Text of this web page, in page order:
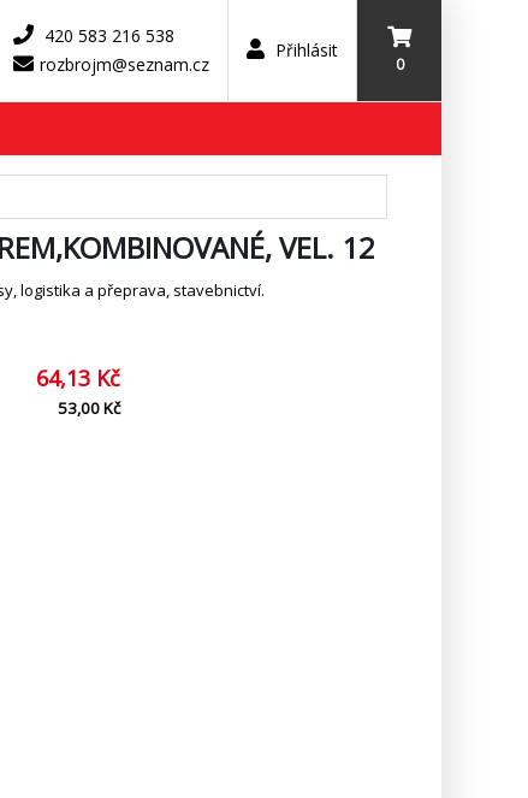
420 583 216 538
rozbrojm@seznam.cz
Přihlásit
0
VEL. 12
logistika a přeprava, stavebnictví.
64,13 Kč
53,00 Kč